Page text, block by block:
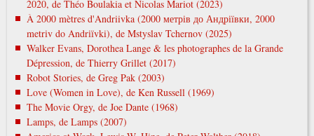
2020, de Théo Boulakia et Nicolas Mariot (2023)
À 2000 mètres d'Andriivka (2000 метрів до Андріївки, 2000
metrіv do Andrіїvki), de Mstyslav Tchernov (2025)
Walker Evans, Dorothea Lange & les photographes de la Grande
Dépression, de Thierry Grillet (2017)
Robot Stories, de Greg Pak (2003)
Love (Women in Love), de Ken Russell (1969)
The Movie Orgy, de Joe Dante (1968)
Lamps, de Lamps (2007)